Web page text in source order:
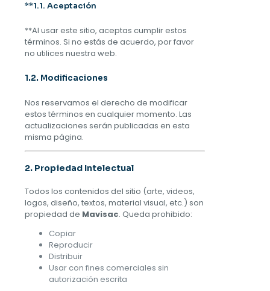
**1.1. Aceptación
**Al usar este sitio, aceptas cumplir estos
términos. Si no estás de acuerdo, por favor
no utilices nuestra web.
1.2. Modificaciones
Nos reservamos el derecho de modificar
estos términos en cualquier momento. Las
actualizaciones serán publicadas en esta
misma página.
2. Propiedad Intelectual
Todos los contenidos del sitio (arte, videos,
logos, diseño, textos, material visual, etc.) son
propiedad de Mavisac. Queda prohibido:
Copiar
Reproducir
Distribuir
Usar con fines comerciales sin
autorización escrita